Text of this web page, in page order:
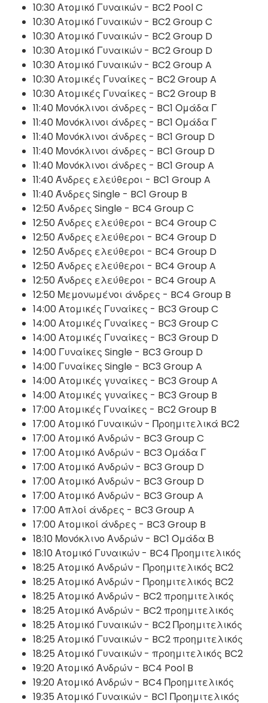
10:30 Ατομικό Γυναικών - BC2 Pool C
10:30 Ατομικό Γυναικών - BC2 Group C
10:30 Ατομικό Γυναικών - BC2 Group D
10:30 Ατομικό Γυναικών - BC2 Group D
10:30 Ατομικό Γυναικών - BC2 Group A
10:30 Ατομικές Γυναίκες - BC2 Group A
10:30 Ατομικές Γυναίκες - BC2 Group B
11:40 Μονόκλινοι άνδρες - BC1 Ομάδα Γ
11:40 Μονόκλινοι άνδρες - BC1 Ομάδα Γ
11:40 Μονόκλινοι άνδρες - BC1 Group D
11:40 Μονόκλινοι άνδρες - BC1 Group D
11:40 Μονόκλινοι άνδρες - BC1 Group A
11:40 Άνδρες ελεύθεροι - BC1 Group A
11:40 Άνδρες Single - BC1 Group B
12:50 Άνδρες Single - BC4 Group C
12:50 Άνδρες ελεύθεροι - BC4 Group C
12:50 Άνδρες ελεύθεροι - BC4 Group D
12:50 Άνδρες ελεύθεροι - BC4 Group D
12:50 Άνδρες ελεύθεροι - BC4 Group A
12:50 Άνδρες ελεύθεροι - BC4 Group A
12:50 Μεμονωμένοι άνδρες - BC4 Group B
14:00 Ατομικές Γυναίκες - BC3 Group C
14:00 Ατομικές Γυναίκες - BC3 Group C
14:00 Ατομικές Γυναίκες - BC3 Group D
14:00 Γυναίκες Single - BC3 Group D
14:00 Γυναίκες Single - BC3 Group A
14:00 Ατομικές γυναίκες - BC3 Group A
14:00 Ατομικές γυναίκες - BC3 Group B
17:00 Ατομικές Γυναίκες - BC2 Group B
17:00 Ατομικό Γυναικών - Προημιτελικά BC2
17:00 Ατομικό Ανδρών - BC3 Group C
17:00 Ατομικό Ανδρών - BC3 Ομάδα Γ
17:00 Ατομικό Ανδρών - BC3 Group D
17:00 Ατομικό Ανδρών - BC3 Group D
17:00 Ατομικό Ανδρών - BC3 Group A
17:00 Απλοί άνδρες - BC3 Group A
17:00 Ατομικοί άνδρες - BC3 Group B
18:10 Μονόκλινο Ανδρών - BC1 Ομάδα Β
18:10 Ατομικό Γυναικών - BC4 Προημιτελικός
18:25 Ατομικό Ανδρών - Προημιτελικός BC2
18:25 Ατομικό Ανδρών - Προημιτελικός BC2
18:25 Ατομικό Ανδρών - BC2 προημιτελικός
18:25 Ατομικό Ανδρών - BC2 προημιτελικός
18:25 Ατομικό Γυναικών - BC2 Προημιτελικός
18:25 Ατομικό Γυναικών - BC2 προημιτελικός
18:25 Ατομικό Γυναικών - προημιτελικός BC2
19:20 Ατομικό Ανδρών - BC4 Pool B
19:20 Ατομικό Ανδρών - BC4 Προημιτελικός
19:35 Ατομικό Γυναικών - BC1 Προημιτελικός